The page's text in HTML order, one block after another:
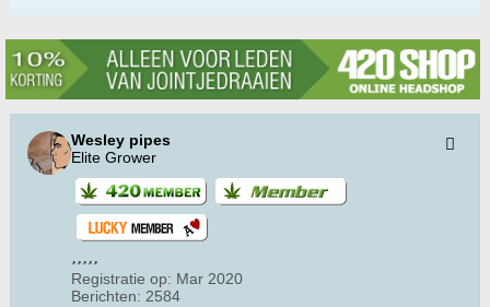
Wesley pipes
Elite Grower
Registratie op: Mar 2020
Berichten: 2584